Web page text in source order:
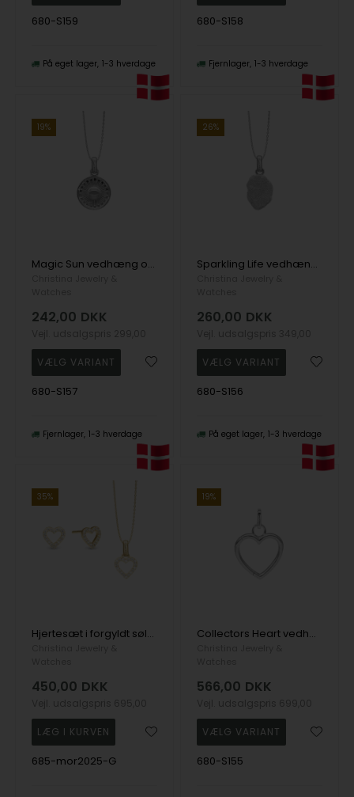
680-S159
På eget lager 1-3 hverdage
680-S158
Fjernlager 1-3 hverdage
19%
Magic Sun vedhæng og halskæde i Sterling sølv fra Christina Jewelry
242,00 DKK
680-S157
Fjernlager 1-3 hverdage
26%
Sparkling Life vedhæng og halskæde i Sterling sølv fra Christina Jewelry
260,00 DKK
680-S156
På eget lager 1-3 hverdage
35%
Hjertesæt i forgyldt sølv med zirkonia og kæde
450,00 DKK
685-mor2025-G
19%
Collectors Heart vedhæng i sterling sølv fra Christina Jewelry
566,00 DKK
680-S155